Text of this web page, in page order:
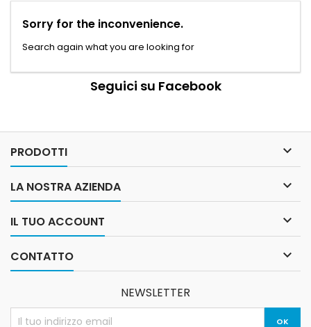
Sorry for the inconvenience.
Search again what you are looking for
Seguici su Facebook
PRODOTTI 
LA NOSTRA AZIENDA 
IL TUO ACCOUNT 
CONTATTO 
NEWSLETTER